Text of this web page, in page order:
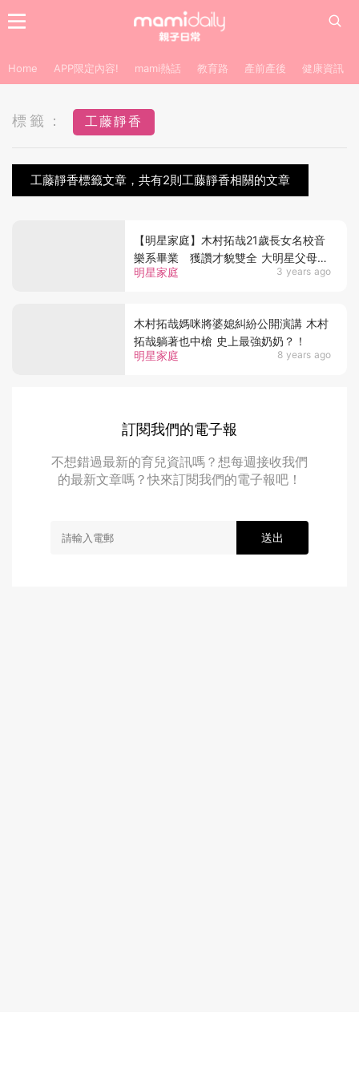
Home APP限定內容! mami熱話 教育路 產前產後 健康資訊
標籤： 工藤靜香
工藤靜香標籤文章，共有2則工藤靜香相關的文章
明星家庭 3 years ago
【明星家庭】木村拓哉21歲長女名校音
樂系畢業 獲讚才貌雙全 大明星父母育
兒法備受肯定
明星家庭 8 years ago
木村拓哉媽咪將婆媳糾紛公開演講 木村
拓哉躺著也中槍 史上最強奶奶？！
訂閱我們的電子報
不想錯過最新的育兒資訊嗎？想每週接收我們
的最新文章嗎？快來訂閱我們的電子報吧！
送出